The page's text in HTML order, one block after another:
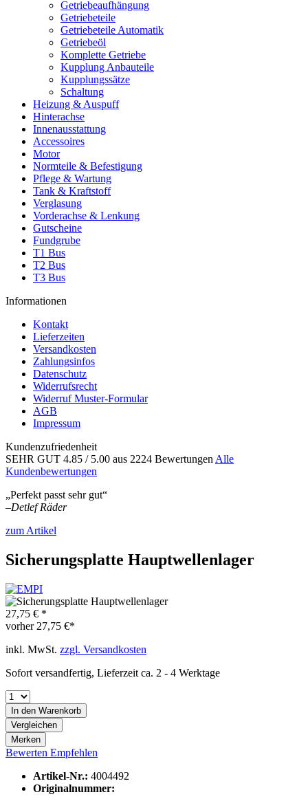
Getriebeaufhängung
Getriebeteile
Getriebeteile Automatik
Getriebeöl
Komplette Getriebe
Kupplung Anbauteile
Kupplungssätze
Schaltung
Heizung & Auspuff
Hinterachse
Innenausstattung
Accessoires
Motor
Normteile & Befestigung
Pflege & Wartung
Tank & Kraftstoff
Verglasung
Vorderachse & Lenkung
Gutscheine
Fundgrube
T1 Bus
T2 Bus
T3 Bus
Informationen
Kontakt
Lieferzeiten
Versandkosten
Zahlungsinfos
Datenschutz
Widerrufsrecht
Widerruf Muster-Formular
AGB
Impressum
Kundenzufriedenheit
SEHR GUT 4.85 / 5.00 aus 2224 Bewertungen Alle
Kundenbewertungen
„Perfekt passt sehr gut“
–Detlef Räder
zum Artikel
Sicherungsplatte Hauptwellenlager
27,75 € *
vorher 27,75 €*
inkl. MwSt. zzgl. Versandkosten
Sofort versandfertig, Lieferzeit ca. 2 - 4 Werktage
In den Warenkorb
Vergleichen
Merken
Bewerten Empfehlen
Artikel-Nr.: 4004492
Originalnummer: